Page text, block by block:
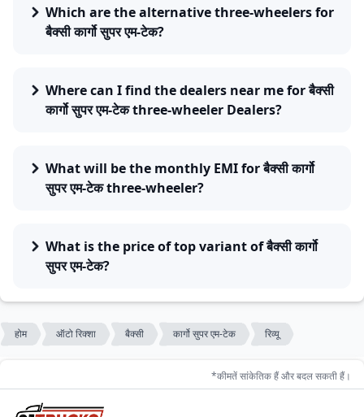
Which are the alternative three-wheelers for
बैक्सी कार्गो सुपर एम-टेक?
Where can I find the dealers near me for बैक्सी
कार्गो सुपर एम-टेक three-wheeler Dealers?
What will be the monthly EMI for बैक्सी कार्गो
सुपर एम-टेक three-wheeler?
What is the price of top variant of बैक्सी कार्गो
सुपर एम-टेक?
होम ऑटो रिक्शा बैक्सी कार्गो सुपर एम-टेक रिव्यू
*कीमतें सांकेतिक हैं और बदल सकती हैं।